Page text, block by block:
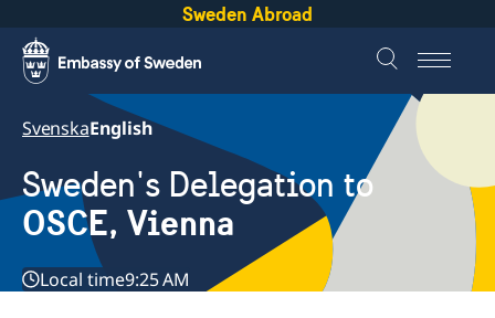
Sweden Abroad
SvenskaEnglish
Sweden's Delegation to
OSCE, Vienna
Local time9:25 AM